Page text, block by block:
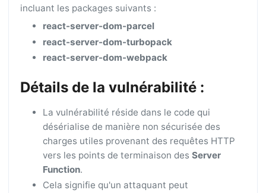
incluant les packages suivants :
react-server-dom-parcel
react-server-dom-turbopack
react-server-dom-webpack
Détails de la vulnérabilité :
La vulnérabilité réside dans le code qui
désérialise de manière non sécurisée des
charges utiles provenant des requêtes HTTP
vers les points de terminaison des Server
Function.
Cela signifie qu'un attaquant peut